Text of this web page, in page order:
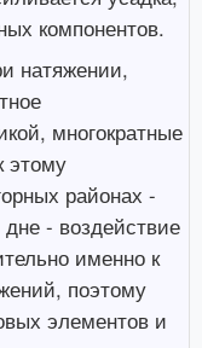
компонентов.
натяжении,
многократные
этому
районах -
- воздействие
именно к
поэтому
элементов и